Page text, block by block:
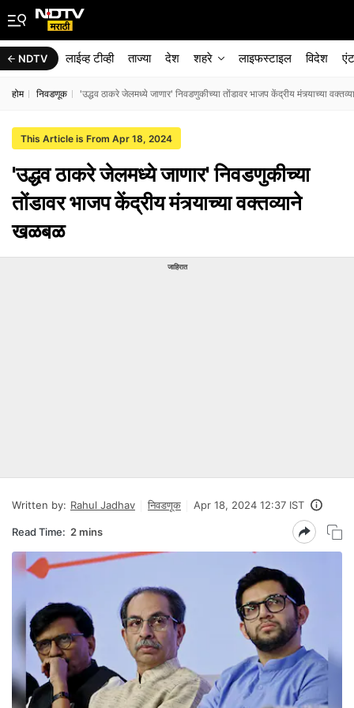
NDTV लाईव्ह टीव्ही ताज्या देश शहरे लाइफस्टाइल विदेश
होम निवडणूक 'उद्धव ठाकरे जेलमध्ये जाणार' निवडणुकीच्या तोंडावर भाजप केंद्रीय मंत्र्याच्या
This Article is From Apr 18, 2024
'उद्धव ठाकरे जेलमध्ये जाणार' निवडणुकीच्या
तोंडावर भाजप केंद्रीय मंत्र्याच्या वक्तव्याने
खळबळ
जाहिरात
Written by: Rahul Jadhav निवडणूक Apr 18, 2024 12:37 IST
Read Time: 2 mins